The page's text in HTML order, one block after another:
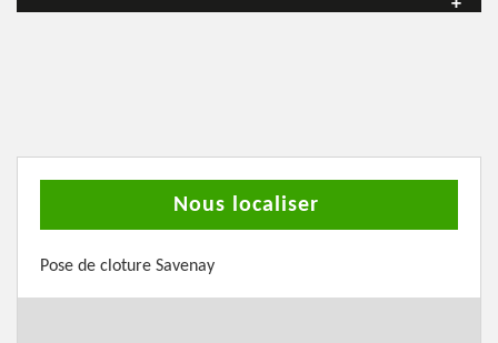
Nous localiser
Pose de cloture Savenay